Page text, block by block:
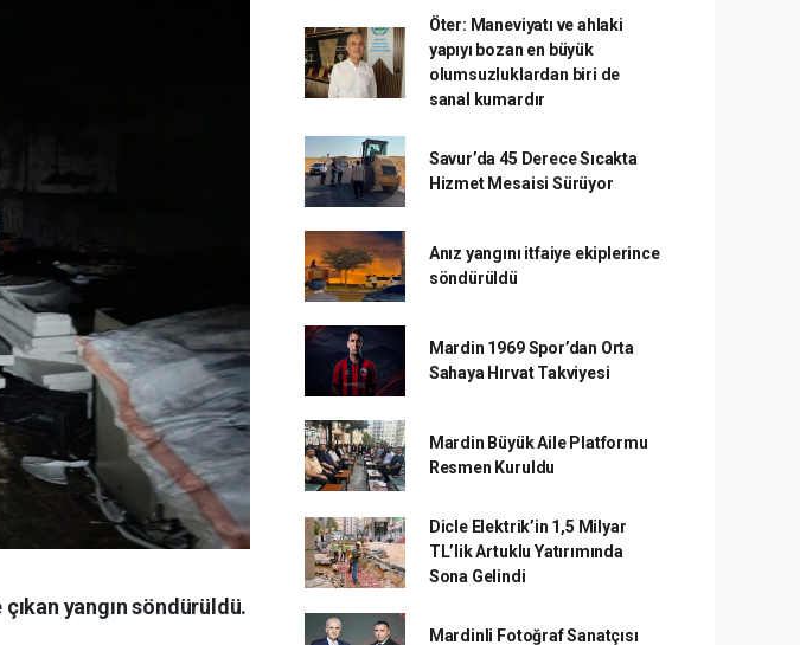
yangın söndürüldü.
Öter: Maneviyatı ve ahlaki
yapıyı bozan en büyük
olumsuzluklardan biri de
sanal kumardır
Savur’da 45 Derece Sıcakta
Hizmet Mesaisi Sürüyor
Anız yangını itfaiye ekiplerince
söndürüldü
Mardin 1969 Spor’dan Orta
Sahaya Hırvat Takviyesi
Mardin Büyük Aile Platformu
Resmen Kuruldu
Dicle Elektrik’in 1,5 Milyar
TL’lik Artuklu Yatırımında
Sona Gelindi
Mardinli Fotoğraf Sanatçısı